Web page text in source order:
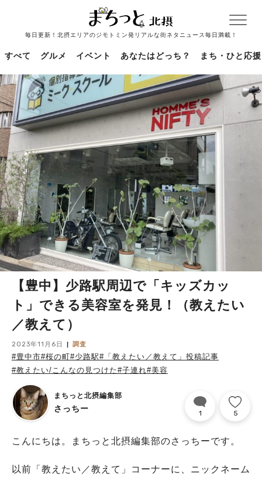
毎日更新！北摂エリアのジモトミン発リアルな街ネタニュース毎日満載！
すべて グルメ イベント あなたはどっち？ まち・ひと応援
【豊中】少路駅周辺で「キッズカッ
ト」できる美容室を発見！（教えたい
／教えて）
2023年11月6日 調査
#豊中市#桜の町#少路駅#「教えたい／教えて」投稿記事
#教えたい/こんなの見つけた#子連れ#美容
まちっと北摂編集部
さっちー 1 5
こんにちは。まちっと北摂編集部のさっちーです。
以前「教えたい／教えて」コーナーに、ニックネーム